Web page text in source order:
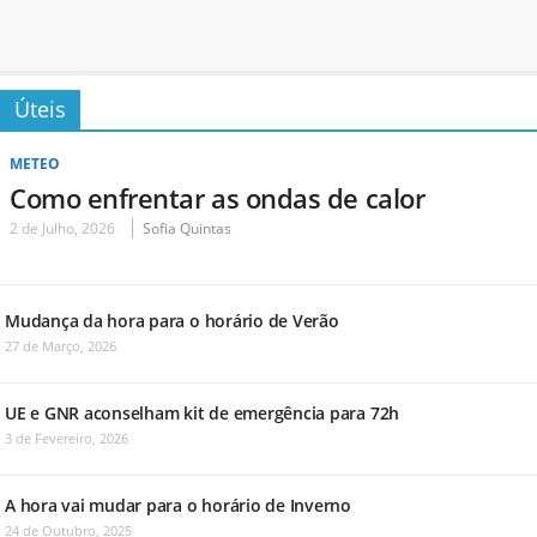
Úteis
METEO
Como enfrentar as ondas de calor
2 de Julho, 2026 Sofia Quintas
Mudança da hora para o horário de Verão
27 de Março, 2026
UE e GNR aconselham kit de emergência para 72h
3 de Fevereiro, 2026
A hora vai mudar para o horário de Inverno
24 de Outubro, 2025